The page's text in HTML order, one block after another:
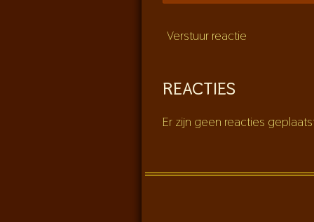
Verstuur reactie
REACTIES
Er zijn geen reacties